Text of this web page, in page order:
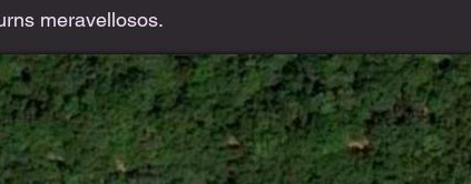
meravellosos.